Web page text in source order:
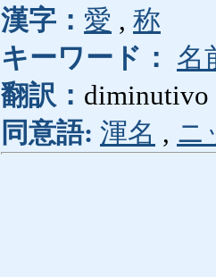
漢字： 愛 , 称
キーワード：
名
翻訳： diminutivo
同意語: 渾名 , ニ